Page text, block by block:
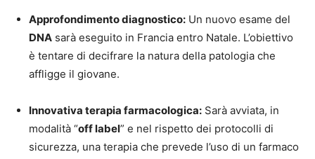
Approfondimento diagnostico: Un nuovo esame del
DNA sarà eseguito in Francia entro Natale. L’obiettivo
è tentare di decifrare la natura della patologia che
affligge il giovane.
Innovativa terapia farmacologica: Sarà avviata, in
modalità “off label” e nel rispetto dei protocolli di
sicurezza, una terapia che prevede l’uso di un farmaco